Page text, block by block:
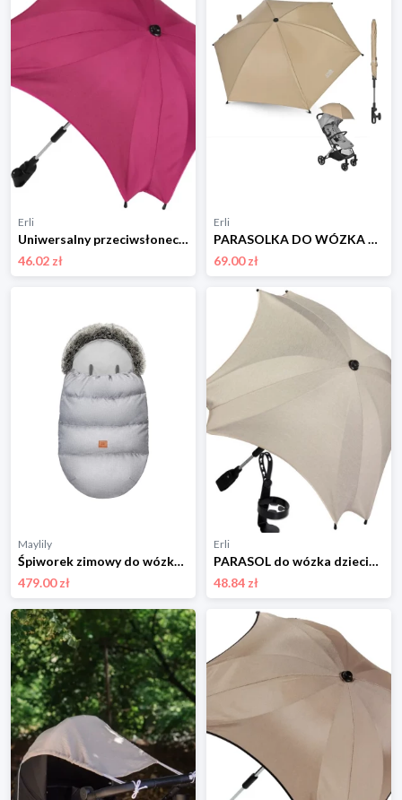
Erli
Uniwersalny przeciwsłoneczny PARASOL do wózka FILTR 50 produkt PL Oeko-Tex
46.02 zł
Erli
PARASOLKA DO WÓZKA UNIWERSALNA NA SŁOŃCE I DESZCZ BEŻOWA FILTR UV
69.00 zł
Maylily
Śpiworek zimowy do wózka 0-24 m-ce - jasnoszary
479.00 zł
Erli
PARASOL do wózka dziecięcego FILTR UV+uchwyt na KUBEK produkt PL
48.84 zł